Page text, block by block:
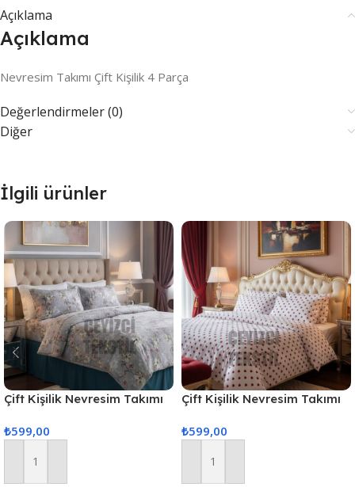
Açıklama
Açıklama
Nevresim Takımı Çift Kişilik 4 Parça
Değerlendirmeler (0)
Diğer
İlgili ürünler
Çift Kişilik Nevresim Takımı
₺599,00
Sepete Ekle
Çift Kişilik Nevresim Takımı
₺599,00
Sepete Ekle